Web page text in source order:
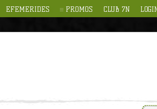
EFEMERIDES PROMOS CLUB 7N